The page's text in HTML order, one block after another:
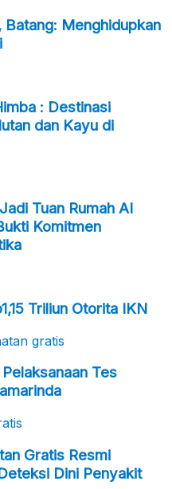
Batang: Menghidupkan
: Destinasi
dan Kayu di
Tuan Rumah AI
Komitmen
Triliun Otorita IKN
Tes
Gratis Resmi
Dini Penyakit